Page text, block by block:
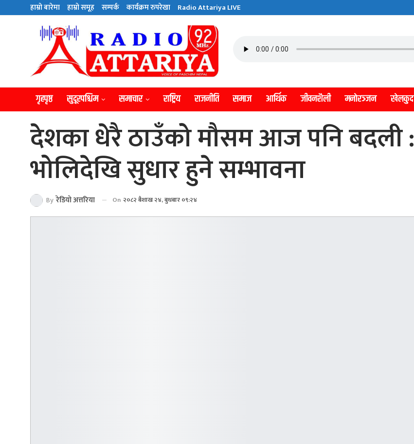
हाम्राे बारेमा हाम्राे समूह सम्पर्क कार्यक्रम रुपरेखा Radio Attariya LIVE
गृहपृष्ठ सुदूरपश्चिम समाचार राष्ट्रिय राजनीति समाज आर्थिक जीवनशैली मनाेरञ्जन खेलकुद
देशका धेरै ठाउँको मौसम आज पनि बदली :
भोलिदेखि सुधार हुने सम्भावना
By रेडियाे अत्तरिया On २०८२ बैशाख २४, बुधबार ०९:२४